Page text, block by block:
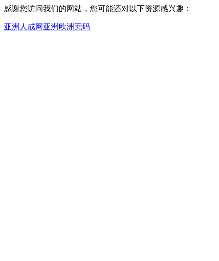
感谢您访问我们的网站，您可能还对以下资源感兴趣：
亚洲人成网亚洲欧洲无码